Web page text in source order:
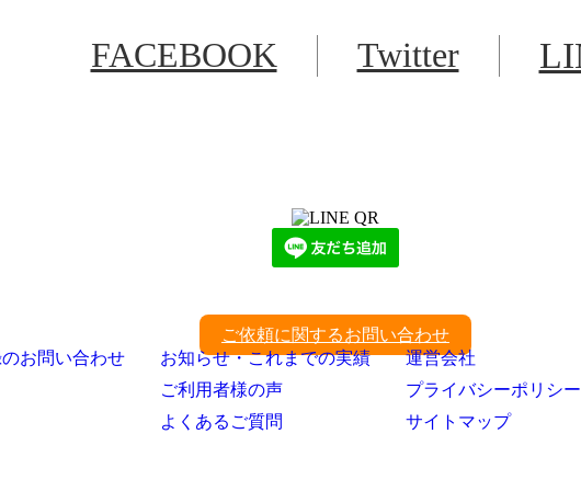
FACEBOOK Twitter
ご依頼に関するお問い合わせ
お問い合わせ
お知らせ・これまでの実績
ご利用者様の声
よくあるご質問
運営会社
プライバシーポリシー
サイトマップ